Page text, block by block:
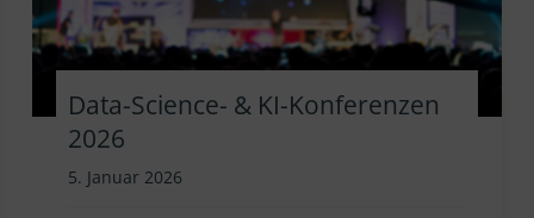
Data-Science- & KI-Konferenzen
2026
5. Januar 2026